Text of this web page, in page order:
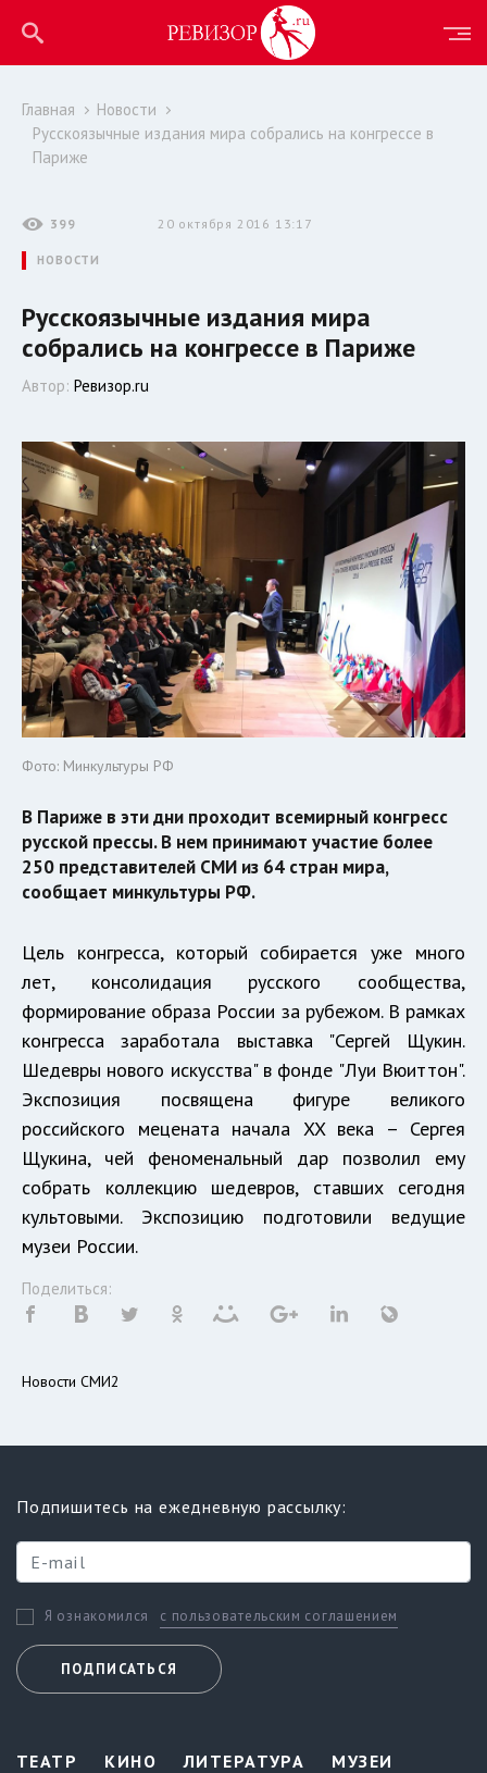
Главная
Новости
Русскоязычные издания мира собрались на конгрессе в
Париже
399 20 октября 2016 13:17
НОВОСТИ
Русскоязычные издания мира
собрались на конгрессе в Париже
Автор: Ревизор.ru
Фото: Минкультуры РФ
В Париже в эти дни проходит всемирный конгресс
русской прессы. В нем принимают участие более
250 представителей СМИ из 64 стран мира,
сообщает минкультуры РФ.
Цель конгресса, который собирается уже много
лет, консолидация русского сообщества,
формирование образа России за рубежом. В рамках
конгресса заработала выставка "Сергей Щукин.
Шедевры нового искусства" в фонде "Луи Вюиттон".
Экспозиция посвящена фигуре великого
российского мецената начала XX века – Сергея
Щукина, чей феноменальный дар позволил ему
собрать коллекцию шедевров, ставших сегодня
культовыми. Экспозицию подготовили ведущие
музеи России.
Поделиться:
Новости СМИ2
Подпишитесь на ежедневную рассылку:
Я ознакомился с пользовательским соглашением
ПОДПИСАТЬСЯ
ТЕАТР КИНО ЛИТЕРАТУРА
МУЗЕИ